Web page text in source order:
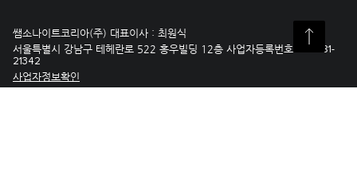
쌤소나이트코리아(주) 대표이사 : 최원식
서울특별시 강남구 테헤란로 522 홍우빌딩 12층 사업자등록번호 :
218-81-
21342
사업자정보확인